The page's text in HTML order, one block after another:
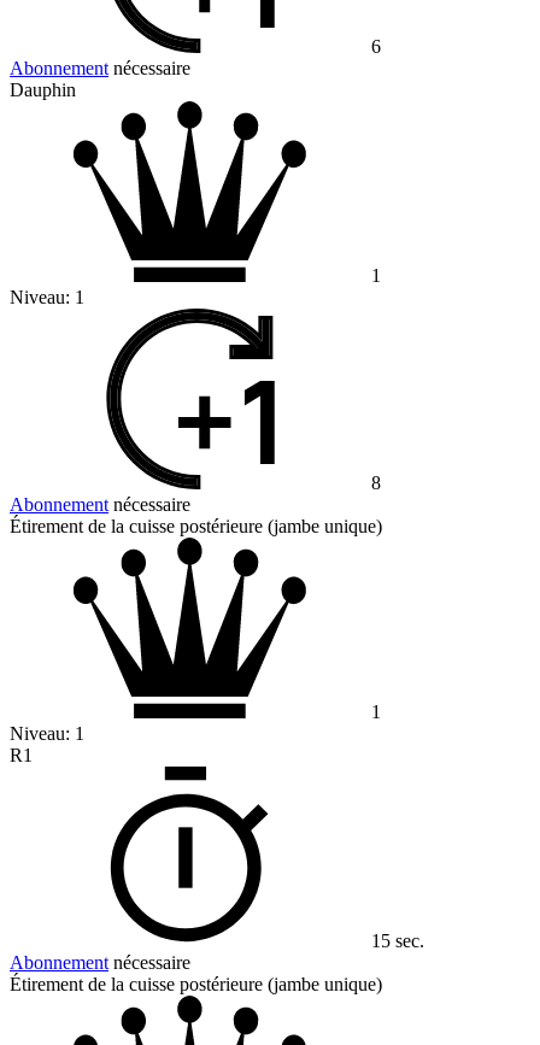
6
Abonnement nécessaire
Dauphin
1
Niveau: 1
8
Abonnement nécessaire
Étirement de la cuisse postérieure (jambe unique)
1
Niveau: 1
R1
15 sec.
Abonnement nécessaire
Étirement de la cuisse postérieure (jambe unique)